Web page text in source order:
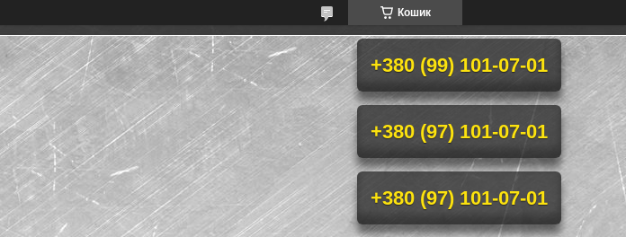
Кошик
+380 (99) 101-07-01
+380 (97) 101-07-01
+380 (97) 101-07-01